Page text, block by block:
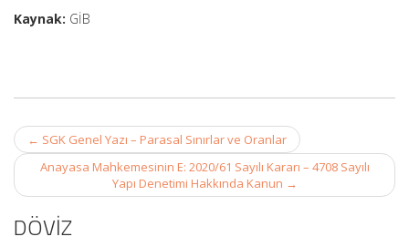
Kaynak: GİB
Post
navigation
← SGK Genel Yazı – Parasal Sınırlar ve Oranlar
Anayasa Mahkemesinin E: 2020/61 Sayılı Kararı – 4708 Sayılı
Yapı Denetimi Hakkında Kanun →
DÖVİZ